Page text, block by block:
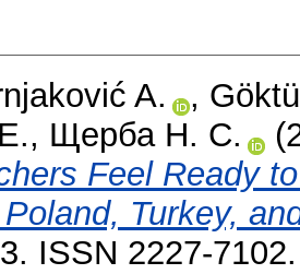
A. ,
, Щерба Н. С.
Feel Ready
Turkey,
ISSN 2227-